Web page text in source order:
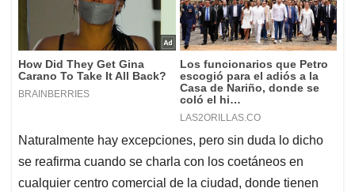
Naturalmente hay excepciones, pero sin duda lo dicho
se reafirma cuando se charla con los coetáneos en
cualquier centro comercial de la ciudad, donde tienen